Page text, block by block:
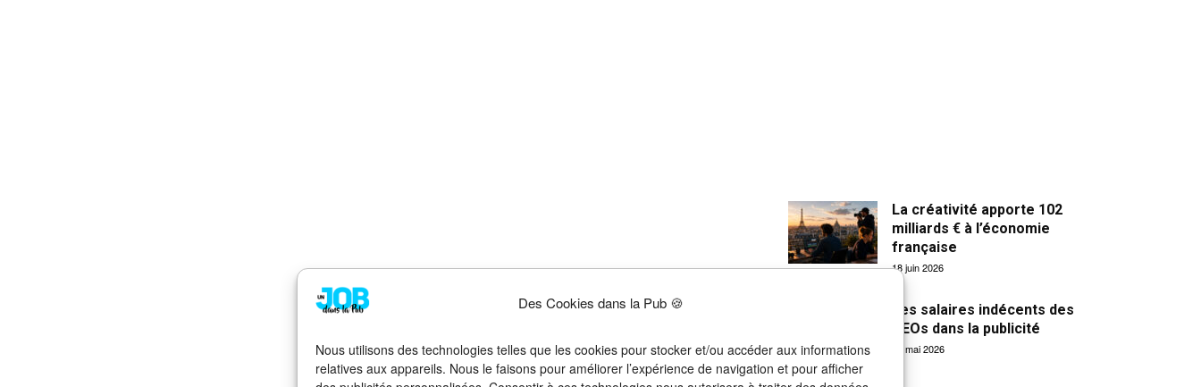
Des Cookies dans la Pub 🍪
Nous utilisons des technologies telles que les cookies pour stocker et/ou accéder aux informations
relatives aux appareils. Nous le faisons pour améliorer l’expérience de navigation et pour afficher
La créativité apporte 102
milliards € à l’économie
française
18 juin 2026
Les salaires indécents des
CEOs dans la publicité
31 mai 2026